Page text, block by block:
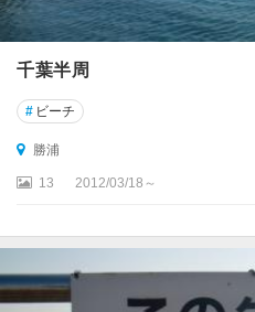
千葉半周
# ビーチ
勝浦
13 2012/03/18～